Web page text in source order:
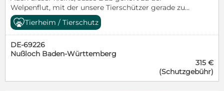
Welpenflut, mit der unsere Tierschützer gerade zu
kämpfen haben. Es reisst einfach nicht ab. Entweder
werden die kleinen Mäuse einfach entsorgt weil man
sie nicht haben will. Sie werden im Wald, auf Feldern
oder einfach am Strassenrand ausgesetzt. Auch die
Hundefänger bringen täglich trächtige Hündinnen
bringen müssen. Sie gebären die Welpen auf dem
blanken Betonboden. Es ist einfach nur eine
Tierheim / Tierschutz
DE-69226
Nußloch Baden-Württemberg
315 €
(Schutzgebühr)